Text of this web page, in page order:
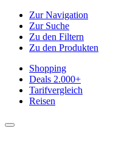
Zur Navigation
Zur Suche
Zu den Filtern
Zu den Produkten
Shopping
Deals 2.000+
Tarifvergleich
Reisen